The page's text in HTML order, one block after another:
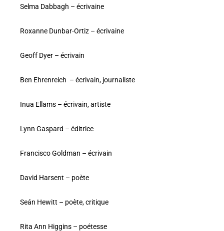
Selma Dabbagh – écrivaine
Roxanne Dunbar-Ortiz – écrivaine
Geoff Dyer – écrivain
Ben Ehrenreich – écrivain, journaliste
Inua Ellams – écrivain, artiste
Lynn Gaspard – éditrice
Francisco Goldman – écrivain
David Harsent – poète
Seán Hewitt – poète, critique
Rita Ann Higgins – poétesse